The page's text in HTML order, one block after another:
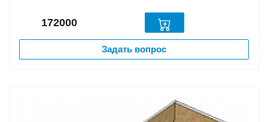
172000
Задать вопрос